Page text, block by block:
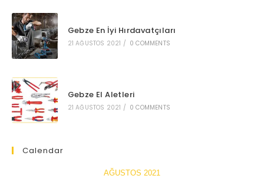
Gebze En İyi Hırdavatçıları
21 AĞUSTOS 2021 / 0 COMMENTS
Gebze El Aletleri
21 AĞUSTOS 2021 / 0 COMMENTS
Calendar
AĞUSTOS 2021